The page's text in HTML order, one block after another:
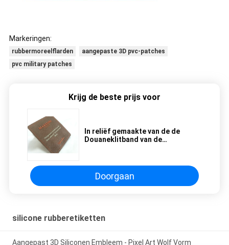
Markeringen:
rubbermoreelflarden
aangepaste 3D pvc-patches
pvc military patches
Krijg de beste prijs voor
In reliëf gemaakte van de de
Douaneklitband van de
Moreelflarden
Doorgaan
silicone rubberetiketten
Aangepast 3D Siliconen Embleem - Pixel Art Wolf Vorm